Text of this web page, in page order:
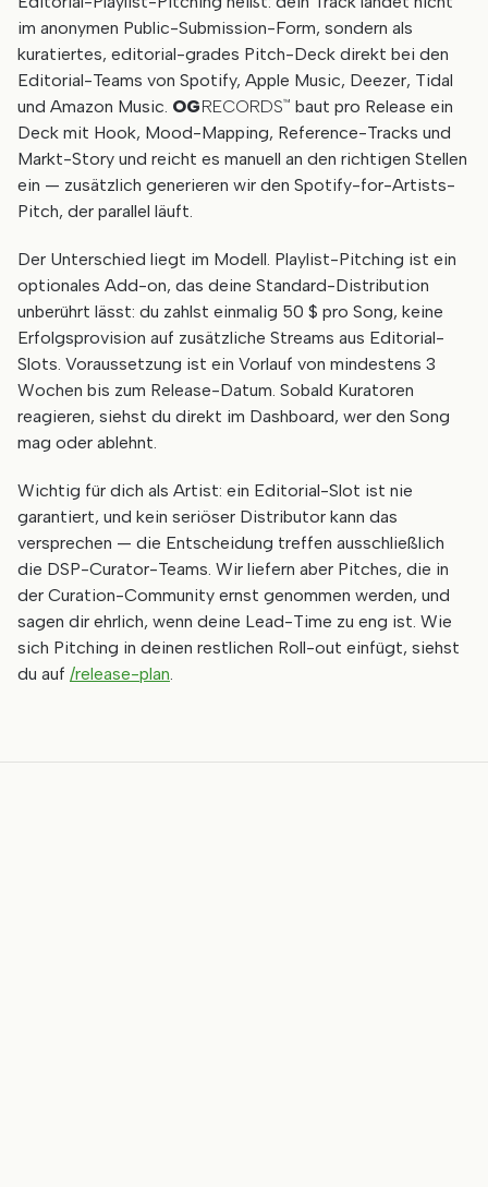
im anonymen Public-Submission-Form, sondern als
kuratiertes, editorial-grades Pitch-Deck direkt bei den
Editorial-Teams von Spotify, Apple Music, Deezer, Tidal
und Amazon Music. OGRECORDS™ baut pro Release ein
Deck mit Hook, Mood-Mapping, Reference-Tracks und
Markt-Story und reicht es manuell an den richtigen Stellen
ein — zusätzlich generieren wir den Spotify-for-Artists-
Pitch, der parallel läuft.
Der Unterschied liegt im Modell. Playlist-Pitching ist ein
optionales Add-on, das deine Standard-Distribution
unberührt lässt: du zahlst einmalig 50 $ pro Song, keine
Erfolgsprovision auf zusätzliche Streams aus Editorial-
Slots. Voraussetzung ist ein Vorlauf von mindestens 3
Wochen bis zum Release-Datum. Sobald Kuratoren
reagieren, siehst du direkt im Dashboard, wer den Song
mag oder ablehnt.
Wichtig für dich als Artist: ein Editorial-Slot ist nie
garantiert, und kein seriöser Distributor kann das
versprechen — die Entscheidung treffen ausschließlich
die DSP-Curator-Teams. Wir liefern aber Pitches, die in
der Curation-Community ernst genommen werden, und
sagen dir ehrlich, wenn deine Lead-Time zu eng ist. Wie
sich Pitching in deinen restlichen Roll-out einfügt, siehst
du auf /release-plan.